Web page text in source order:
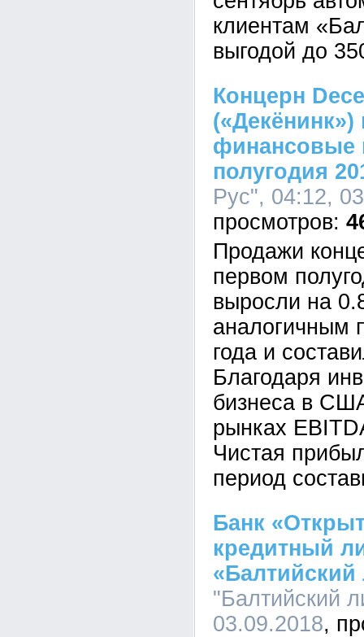
клиентам
выгодой до
Концерн
(«Декёнинк»)
финансовые
полугодия
Рус", 04:12,
Продажи
первом
выросли на
аналогичным
года и
Благодаря
бизнеса в
рынках
Чистая
период
Банк
кредитный
«Балтийский
"Балтийский
03.09.2018